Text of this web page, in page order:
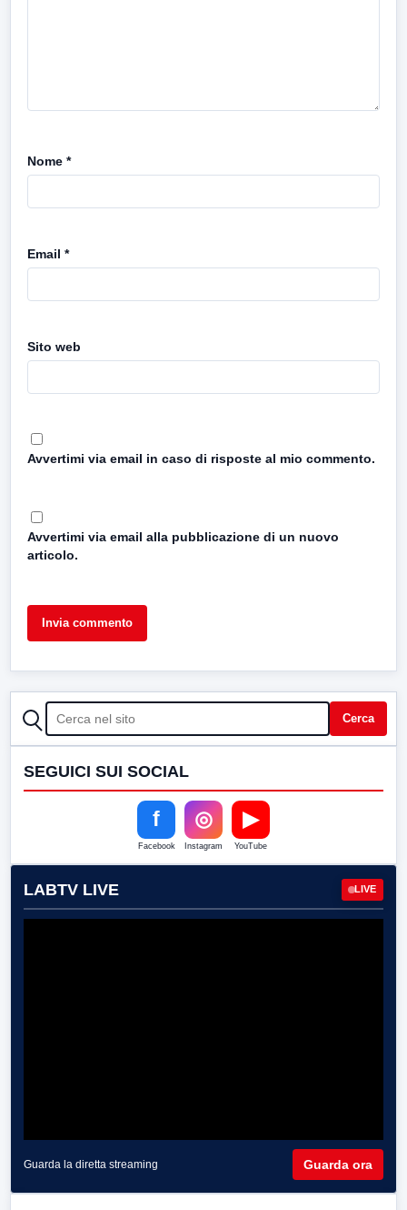
Nome *
Email *
Sito web
Avvertimi via email in caso di risposte al mio commento.
Avvertimi via email alla pubblicazione di un nuovo
articolo.
CERCA Cerca
SEGUICI SUI SOCIAL
f
Facebook
◎
Instagram
▶
YouTube
LABTV LIVE LIVE
Guarda la diretta streaming Guarda ora